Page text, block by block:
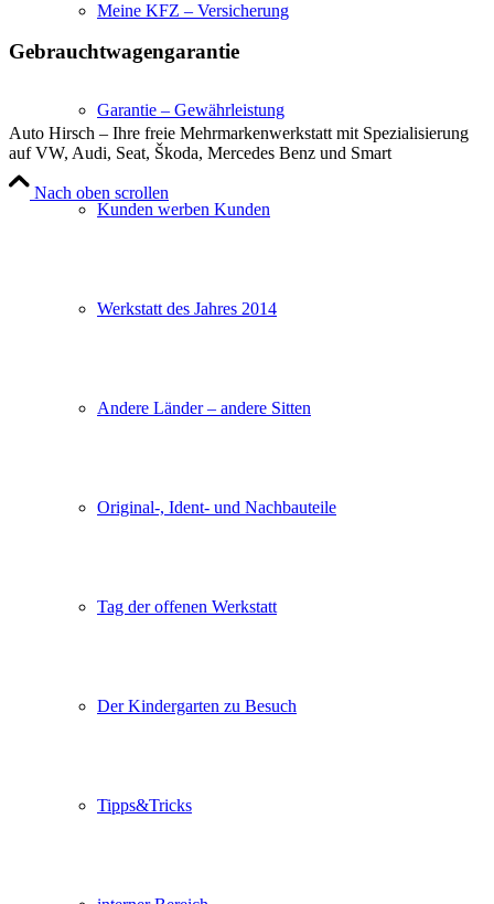
Meine KFZ – Versicherung
Garantie – Gewährleistung
Kunden werben Kunden
Werkstatt des Jahres 2014
Andere Länder – andere Sitten
Original-, Ident- und Nachbauteile
Tag der offenen Werkstatt
Der Kindergarten zu Besuch
Tipps&Tricks
Gebrauchtwagengarantie
Auto Hirsch – Ihre freie Mehrmarkenwerkstatt mit Spezialisierung
auf VW, Audi, Seat, Škoda, Mercedes Benz und Smart
Nach oben scrollen